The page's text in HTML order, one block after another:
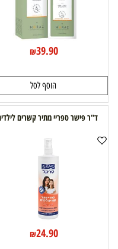
₪39.90
הוסף לסל
ד"ר פישר ספריי מתיר קשרים
₪24.90